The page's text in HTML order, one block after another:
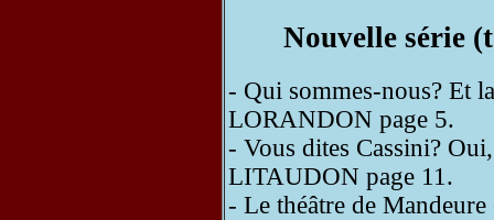
Nouvelle série
- Qui sommes-nous? Et
LORANDON page 5.
- Vous dites Cassini?
LITAUDON page 11.
- Le théâtre de Mandeure